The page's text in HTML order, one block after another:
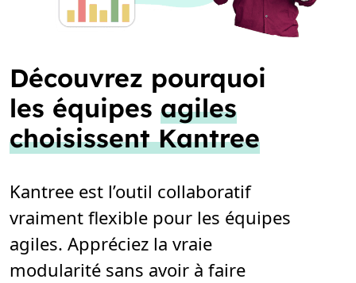
Découvrez pourquoi
les équipes agiles
choisissent Kantree
Kantree est l’outil collaboratif
vraiment flexible pour les équipes
agiles. Appréciez la vraie
modularité sans avoir à faire